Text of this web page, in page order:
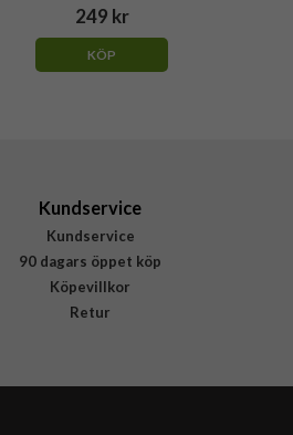
249 kr
KÖP
Kundservice
Kundservice
90 dagars öppet köp
Köpevillkor
Retur